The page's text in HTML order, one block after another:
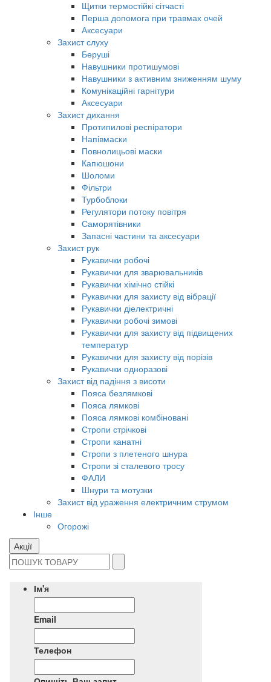
Щитки термостійкі сітчасті
Перша допомога при травмах очей
Аксесуари
Захист слуху
Беруші
Навушники протишумові
Навушники з активним зниженням шуму
Комунікаційні гарнітури
Аксесуари
Захист дихання
Протипилові респіратори
Напівмаски
Повнолицьові маски
Капюшони
Шоломи
Фільтри
Турбоблоки
Регулятори потоку повітря
Саморятівники
Запасні частини та аксесуари
Захист рук
Рукавички робочі
Рукавички для зварювальників
Рукавички хімічно стійкі
Рукавички для захисту від вібрації
Рукавички діелектричні
Рукавички робочі зимові
Рукавички для захисту від підвищених
температур
Рукавички для захисту від порізів
Рукавички одноразові
Захист від падіння з висоти
Пояса безлямкові
Пояса лямкові
Пояса лямкові комбіновані
Стропи стрічкові
Стропи канатні
Стропи з плетеного шнура
Стропи зі сталевого тросу
ФАЛИ
Шнури та мотузки
Захист від ураження електричним струмом
Інше
Огорожі
Акції
Ім'я
Email
Телефон